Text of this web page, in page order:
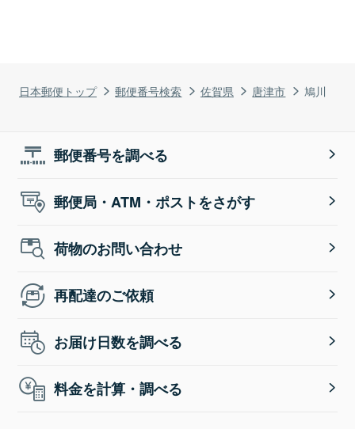
日本郵便トップ 郵便番号検索 佐賀県 唐津市 鳩川
郵便番号を調べる
郵便局・ATM・ポストをさがす
荷物のお問い合わせ
再配達のご依頼
お届け日数を調べる
料金を計算・調べる